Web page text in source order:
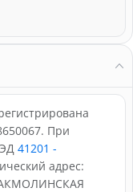
При
41201 -
адрес:
АКМОЛИНСКАЯ